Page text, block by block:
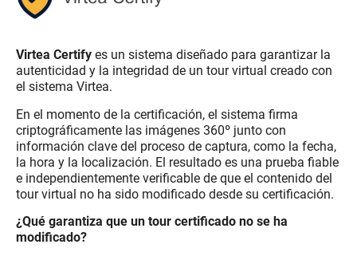
Virtea Certify es un sistema diseñado para garantizar la
autenticidad y la integridad de un tour virtual creado con
el sistema Virtea.
En el momento de la certificación, el sistema firma
criptográficamente las imágenes 360º junto con
información clave del proceso de captura, como la fecha,
la hora y la localización. El resultado es una prueba fiable
e independientemente verificable de que el contenido del
tour virtual no ha sido modificado desde su certificación.
¿Qué garantiza que un tour certificado no se ha
modificado?